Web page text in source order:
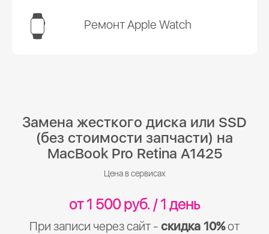
Ремонт Apple Watch
Замена жесткого диска или SSD
(без стоимости запчасти) на
MacBook Pro Retina A1425
Цена в сервисах
от 1 500 руб. / 1 день
При записи через сайт - скидка 10%от